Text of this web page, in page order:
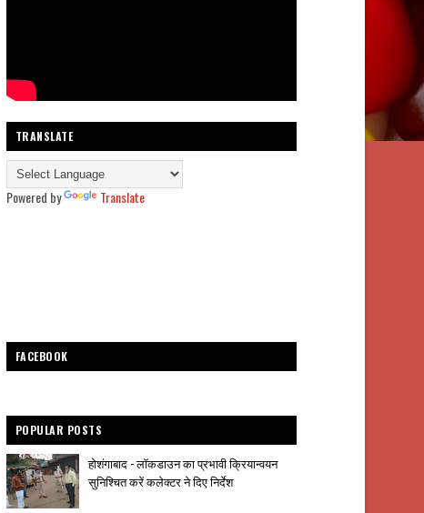
TRANSLATE
Powered by Translate
FACEBOOK
POPULAR POSTS
होशंगाबाद - लॉकडाउन का प्रभावी क्रियान्वयन
सुनिश्चित करें कलेक्टर ने दिए निर्देश